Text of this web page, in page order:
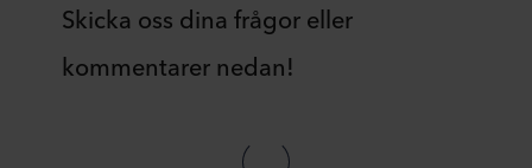
Skicka oss dina frågor eller
kommentarer nedan!